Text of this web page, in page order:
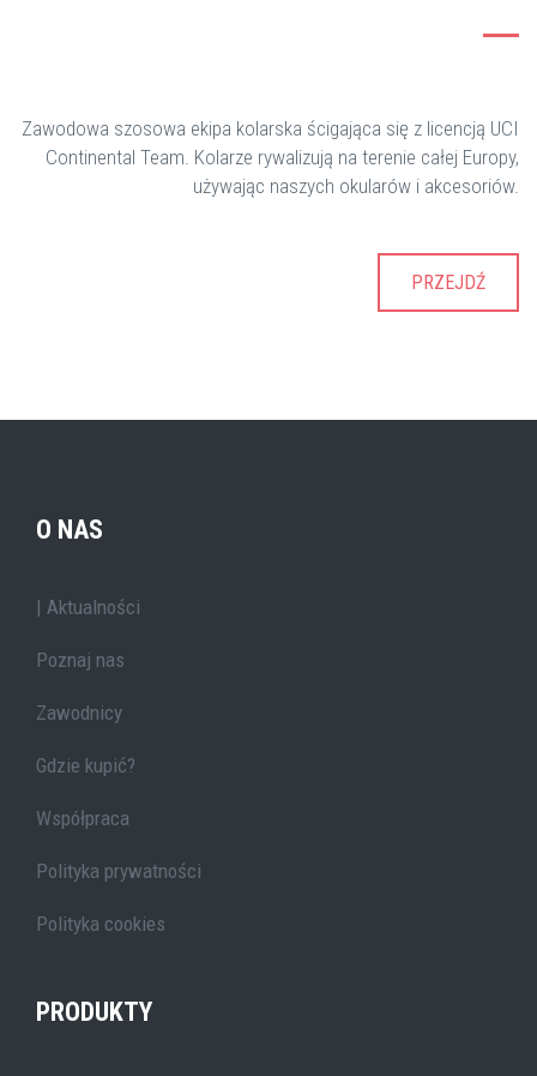
Zawodowa szosowa ekipa kolarska ścigająca się z licencją UCI
Continental Team. Kolarze rywalizują na terenie całej Europy,
używając naszych okularów i akcesoriów.
PRZEJDŹ
O NAS
| Aktualności
Poznaj nas
Zawodnicy
Gdzie kupić?
Współpraca
Polityka prywatności
Polityka cookies
PRODUKTY